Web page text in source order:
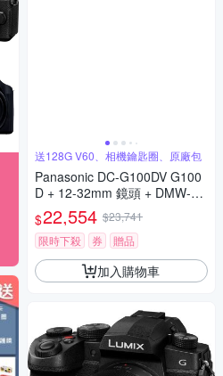
送128G V60、相機鑰匙圈、原廠包
Panasonic DC-G100DV G100
D + 12-32mm 鏡頭 + DMW-SH
GR2 三腳架握把組 公司貨
$22,554 $23,741
限時下殺
券 贈品
加入購物車